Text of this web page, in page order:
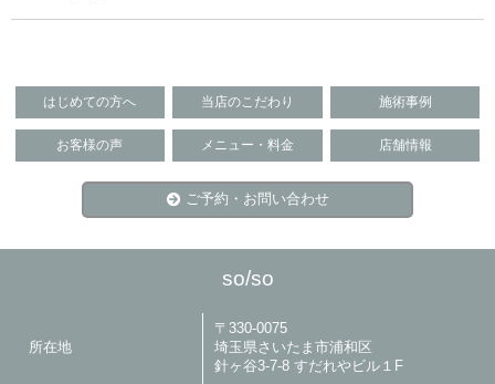
はじめての方へ 当店のこだわり 施術事例
お客様の声 メニュー・料金 店舗情報
ご予約・お問い合わせ
so/so
所在地
〒330-0075
埼玉県さいたま市浦和区
針ヶ谷3-7-8 すだれやビル１F